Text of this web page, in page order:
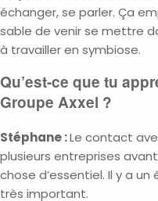
échanger, se parler. Ça
sable de venir se mettre
à travailler en symbiose.
Qu’est-ce que tu
Groupe Axxel ?
Stéphane :Le contact
plusieurs entreprises
chose d’essentiel. Il y a
très important.